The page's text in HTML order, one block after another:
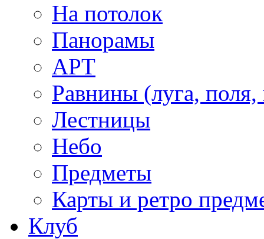
На потолок
Панорамы
АРТ
Равнины (луга,
Лестницы
Небо
Предметы
Карты и ретро
Клуб